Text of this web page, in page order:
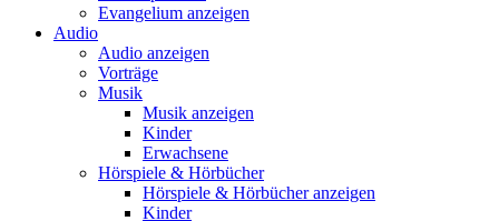
Evangelium anzeigen
Audio
Audio anzeigen
Vorträge
Musik
Musik anzeigen
Kinder
Erwachsene
Hörspiele & Hörbücher
Hörspiele & Hörbücher anzeigen
Kinder